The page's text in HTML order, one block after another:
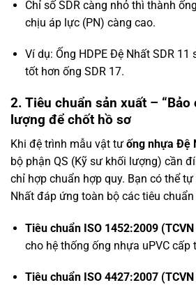
Chỉ số SDR càng nhỏ thì thành
chịu áp lực (PN) càng cao.
Ví dụ: Ống HDPE Đệ Nhất SDR
tốt hơn ống SDR 17.
2. Tiêu chuẩn sản xuất – “Bảo
lượng để chốt hồ sơ
Khi đệ trình mẫu vật tư ống nhựa Đệ
bộ phận QS (Kỹ sư khối lượng) cần
chỉ hợp chuẩn hợp quy. Bạn có thể
Nhất đáp ứng toàn bộ các tiêu
Tiêu chuẩn ISO 1452:2009
cho hệ thống ống nhựa uPVC cấp
Tiêu chuẩn ISO 4427:2007